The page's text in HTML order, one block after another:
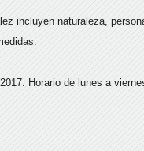
incluyen naturaleza,
Horario de lunes a